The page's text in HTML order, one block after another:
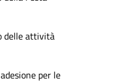
delle attività
per le